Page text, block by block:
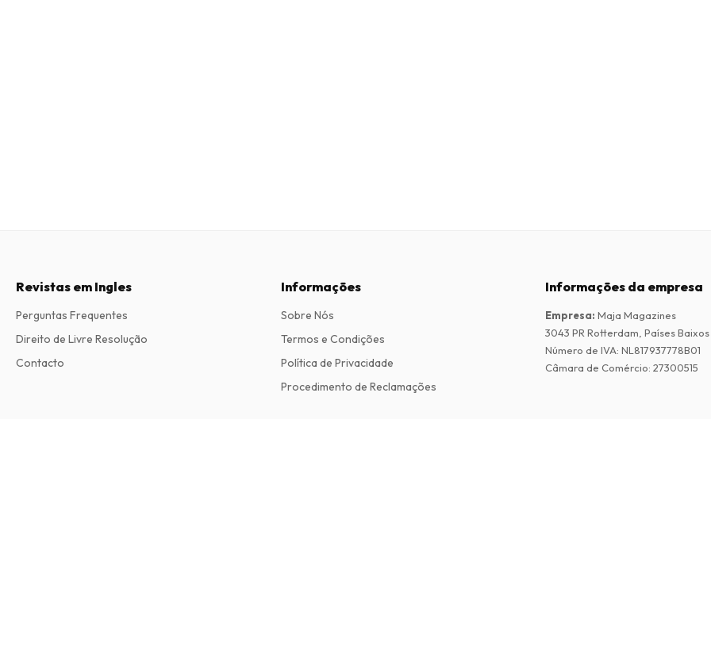
Revistas em Ingles
Perguntas Frequentes
Direito de Livre Resolução
Contacto
Informações
Sobre Nós
Termos e Condições
Política de Privacidade
Procedimento de Reclamações
Informações da empresa
Empresa: Maja Magazines
3043 PR Rotterdam, Países Baixos
Número de IVA: NL817937778B01
Câmara de Comércio: 27300515